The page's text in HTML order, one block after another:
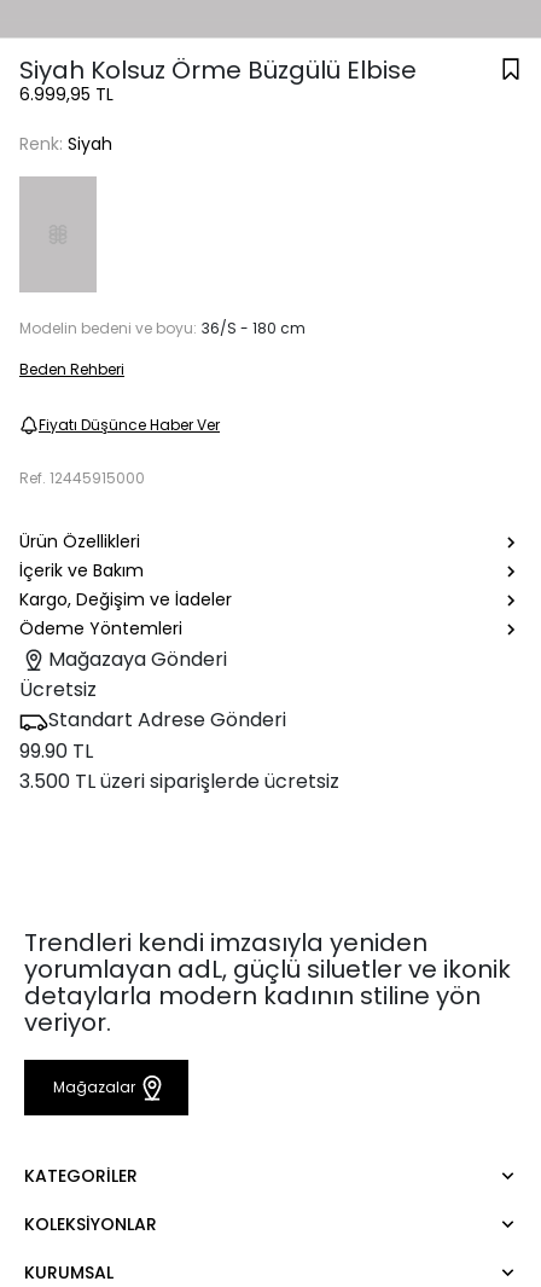
Siyah Kolsuz Örme Büzgülü Elbise
6.999,95 TL
Renk: Siyah
Modelin bedeni ve boyu: 36/S - 180 cm
Beden Rehberi
Fiyatı Düşünce Haber Ver
Ref. 12445915000
Ürün Özellikleri
İçerik ve Bakım
Kargo, Değişim ve İadeler
Ödeme Yöntemleri
Mağazaya Gönderi
Ücretsiz
Standart Adrese Gönderi
99.90 TL
3.500 TL üzeri siparişlerde ücretsiz
Trendleri kendi imzasıyla yeniden
yorumlayan adL, güçlü siluetler ve ikonik
detaylarla modern kadının stiline yön
veriyor.
Mağazalar
KATEGORILER
Elbise
KOLEKSIYONLAR
Mert Aslan
KURUMSAL